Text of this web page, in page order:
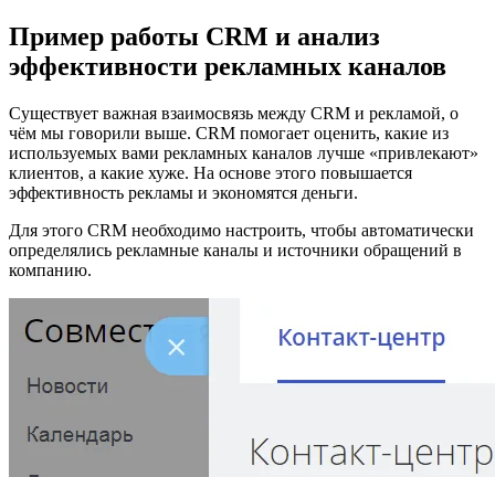
Пример работы CRM и анализ
эффективности рекламных каналов
Существует важная взаимосвязь между CRM и рекламой, о
чём мы говорили выше. CRM помогает оценить, какие из
используемых вами рекламных каналов лучше «привлекают»
клиентов, а какие хуже. На основе этого повышается
эффективность рекламы и экономятся деньги.
Для этого CRM необходимо настроить, чтобы автоматически
определялись рекламные каналы и источники обращений в
компанию.